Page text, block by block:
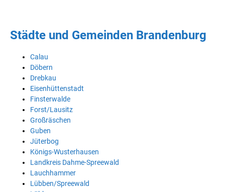
Städte und Gemeinden Brandenburg
Calau
Döbern
Drebkau
Eisenhüttenstadt
Finsterwalde
Forst/Lausitz
Großräschen
Guben
Jüterbog
Königs-Wusterhausen
Landkreis Dahme-Spreewald
Lauchhammer
Lübben/Spreewald